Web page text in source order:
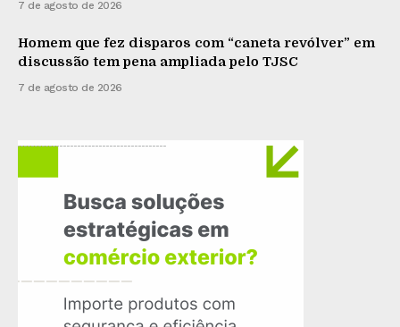
7 de agosto de 2026
Homem que fez disparos com “caneta revólver” em
discussão tem pena ampliada pelo TJSC
7 de agosto de 2026